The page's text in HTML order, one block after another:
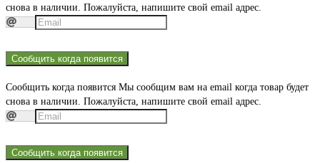
снова в наличии. Пожалуйста, напишите свой email адрес.
Сообщить когда появится
Сообщить когда появится Мы сообщим вам на email когда товар будет
снова в наличии. Пожалуйста, напишите свой email адрес.
Сообщить когда появится